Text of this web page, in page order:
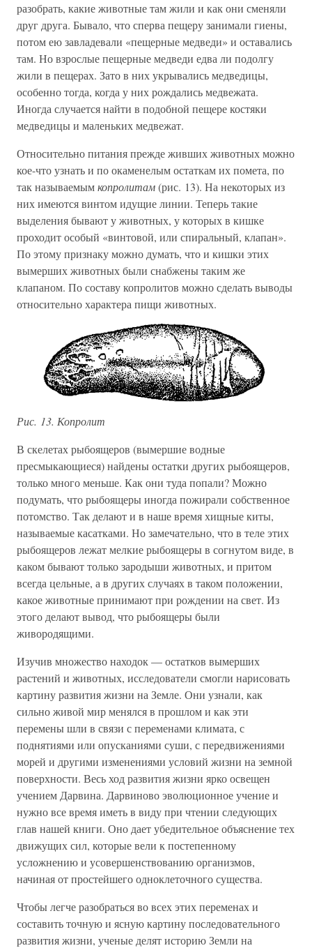
разобрать, какие животные там жили и как они сменяли
друг друга. Бывало, что сперва пещеру занимали гиены,
потом ею завладевали «пещерные медведи» и оставались
там. Но взрослые пещерные медведи едва ли подолгу
жили в пещерах. Зато в них укрывались медведицы,
особенно тогда, когда у них рождались медвежата.
Иногда случается найти в подобной пещере костяки
медведицы и маленьких медвежат.
Относительно питания прежде живших животных можно
кое-что узнать и по окаменелым остаткам их помета, по
так называемымкопролитам(рис. 13). На некоторых из
них имеются винтом идущие линии. Теперь такие
выделения бывают у животных, у которых в кишке
проходит особый «винтовой, или спиральный, клапан».
По этому признаку можно думать, что и кишки этих
вымерших животных были снабжены таким же
клапаном. По составу копролитов можно сделать выводы
относительно характера пищи животных.
Рис. 13. Копролит
В скелетах рыбоящеров (вымершие водные
пресмыкающиеся) найдены остатки других рыбоящеров,
только много меньше. Как они туда попали? Можно
подумать, что рыбоящеры иногда пожирали собственное
потомство. Так делают и в наше время хищные киты,
называемые касатками. Но замечательно, что в теле этих
рыбоящеров лежат мелкие рыбоящеры в согнутом виде, в
каком бывают только зародыши животных, и притом
всегда цельные, а в других случаях в таком положении,
какое животные принимают при рождении на свет. Из
этого делают вывод, что рыбоящеры были
живородящими.
Изучив множество находок — остатков вымерших
растений и животных, исследователи смогли нарисовать
картину развития жизни на Земле. Они узнали, как
сильно живой мир менялся в прошлом и как эти
перемены шли в связи с переменами климата, с
поднятиями или опусканиями суши, с передвижениями
морей и другими изменениями условий жизни на земной
поверхности. Весь ход развития жизни ярко освещен
учением Дарвина. Дарвиново эволюционное учение и
нужно все время иметь в виду при чтении следующих
глав нашей книги. Оно дает убедительное объяснение тех
движущих сил, которые вели к постепенному
усложнению и усовершенствованию организмов,
начиная от простейшего одноклеточного существа.
Чтобы легче разобраться во всех этих переменах и
составить точную и ясную картину последовательного
развития жизни, ученые делят историю Земли на